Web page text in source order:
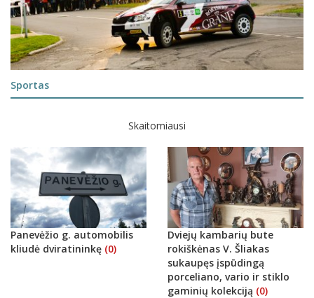
Sportas
Skaitomiausi
Panevėžio g. automobilis
kliudė dviratininkę (0)
Dviejų kambarių bute
rokiškėnas V. Šliakas
sukaupęs įspūdingą
porceliano, vario ir stiklo
gaminių kolekciją (0)